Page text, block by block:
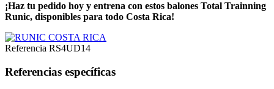
¡Haz tu pedido hoy y entrena con estos balones Total Trainning
Runic, disponibles para todo Costa Rica!
Referencia RS4UD14
Referencias específicas